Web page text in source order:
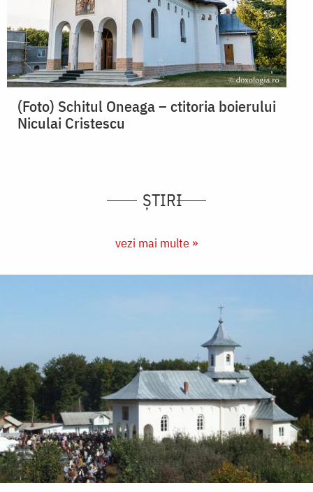
(Foto) Schitul Oneaga – ctitoria boierului
Niculai Cristescu
ȘTIRI
vezi mai multe »